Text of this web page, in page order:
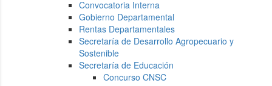
Convocatoria Interna
Gobierno Departamental
Rentas Departamentales
Secretaría de Desarrollo Agropecuario y
Sostenible
Secretaría de Educación
Concurso CNSC